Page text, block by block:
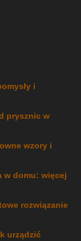
i
prysznic w
wzory i
w domu: więcej
rozwiązanie
urządzić